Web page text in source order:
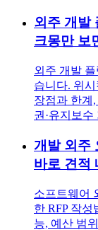
외주 개발
크몽만 보
외주 개발
습니다. 위
장점과 한계
권·유지보
개발 외주
바로 견적
소프트웨어
한 RFP 작성
능, 예산 범